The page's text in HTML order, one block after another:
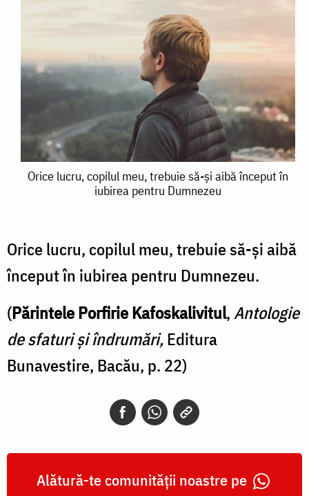
Orice
meu,
trebuie
și
aibă
început
Orice lucru, copilul meu, trebuie să-și aibă început în
iubirea pentru Dumnezeu
Orice lucru, copilul meu, trebuie să-şi aibă
început în iubirea pentru Dumnezeu.
(Părintele Porfirie Kafoskalivitul,Antologie
de sfaturi şi îndrumări,Editura
Bunavestire, Bacău, p. 22)
Alătură-te comunității noastre pe